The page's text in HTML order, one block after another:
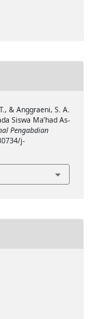
& Anggraeni, S. A.
Siswa Ma’had As-
Pengabdian
j-